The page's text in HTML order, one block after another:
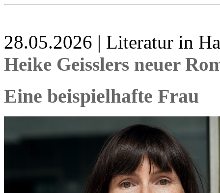
28.05.2026 | Literatur in
Heike Geisslers neuer
Eine beispielhafte Frau